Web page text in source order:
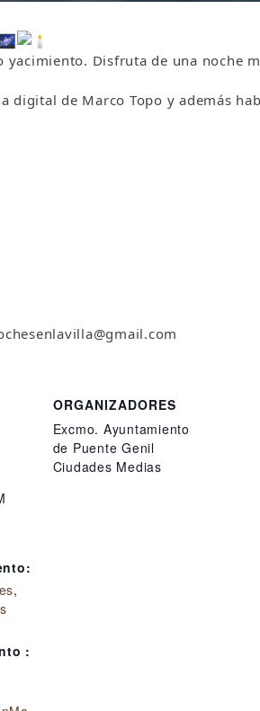
Disfruta de una noche
digital de Marco Topo y además
,
:
ORGANIZADORES
Excmo. Ayuntamiento
de Puente Genil
Ciudades Medias